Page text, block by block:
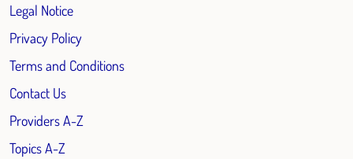
Legal Notice
Privacy Policy
Terms and Conditions
Contact Us
Providers A-Z
Topics A-Z